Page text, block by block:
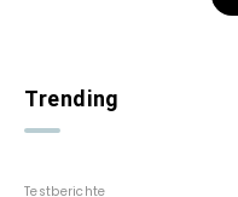
Trending